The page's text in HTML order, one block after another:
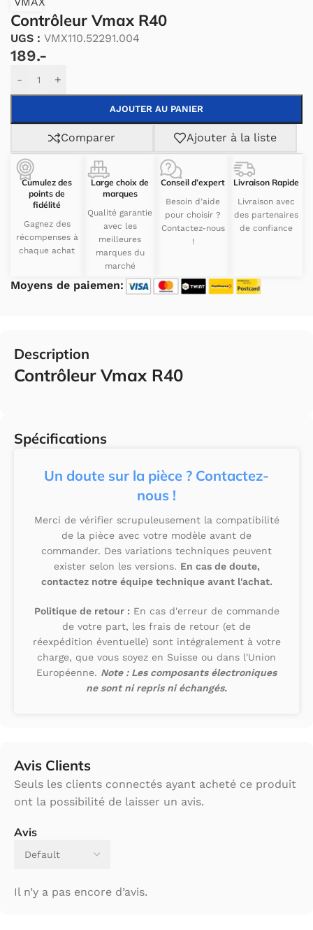
Contrôleur Vmax R40
UGS : VMX110.52291.004
189.-
- +
AJOUTER AU PANIER
Alternative:
Comparer Ajouter à la liste
Cumulez des
points de
fidélité
Gagnez des
récompenses à
chaque achat
Large choix de
marques
Qualité garantie
avec les
meilleures
marques du
marché
Conseil d’expert
Besoin d’aide
pour choisir ?
Contactez-nous
!
Livraison Rapide
Livraison avec
des partenaires
de confiance
Moyens de paiemen:
Description
Contrôleur Vmax R40
Spécifications
Un doute sur la pièce ? Contactez-
nous !
Merci de vérifier scrupuleusement la compatibilité
de la pièce avec votre modèle avant de
commander. Des variations techniques peuvent
exister selon les versions. En cas de doute,
contactez notre équipe technique avant l'achat.
Politique de retour : En cas d'erreur de commande
de votre part, les frais de retour (et de
réexpédition éventuelle) sont intégralement à votre
charge, que vous soyez en Suisse ou dans l'Union
Européenne. Note : Les composants électroniques
ne sont ni repris ni échangés.
Avis Clients
Avis
Il n’y a pas encore d’avis.
Seuls les clients connectés ayant acheté ce produit
ont la possibilité de laisser un avis.